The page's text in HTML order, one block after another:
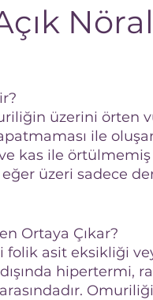
Gebelikte
üzerini örten
ile
ve kas ile
üzeri sadece
Ortaya Çıkar?
folik asit eksikliği
hipertermi,